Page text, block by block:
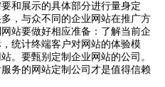
和展示的具体部分进行量身定
，与众不同的企业网站在推广方
站要做好相应准备：了解当前企
统计终端客户对网站的体验模
。要甄别定制企业网站的公司。
务的网站定制公司才是值得信赖